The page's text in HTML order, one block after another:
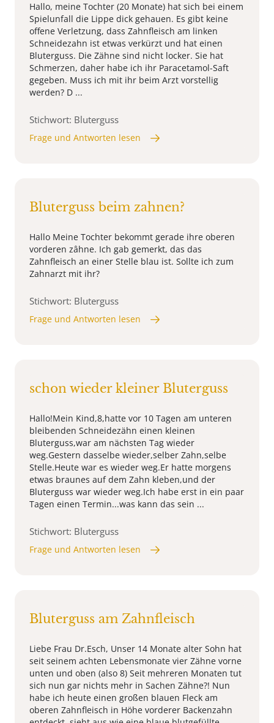
Hallo, meine Tochter (20 Monate) hat sich bei einem
Spielunfall die Lippe dick gehauen. Es gibt keine
offene Verletzung, dass Zahnfleisch am linken
Schneidezahn ist etwas verkürzt und hat einen
Bluterguss. Die Zähne sind nicht locker. Sie hat
Schmerzen, daher habe ich ihr Paracetamol-Saft
gegeben. Muss ich mit ihr beim Arzt vorstellig
werden? D ...
Stichwort: Bluterguss
Frage und Antworten lesen
Bluterguss beim zahnen?
Hallo Meine Tochter bekommt gerade ihre oberen
vorderen zâhne. Ich gab gemerkt, das das
Zahnfleisch an einer Stelle blau ist. Sollte ich zum
Zahnarzt mit ihr?
Stichwort: Bluterguss
Frage und Antworten lesen
schon wieder kleiner Bluterguss
Hallo!Mein Kind,8,hatte vor 10 Tagen am unteren
bleibenden Schneidezähn einen kleinen
Bluterguss,war am nächsten Tag wieder
weg.Gestern dasselbe wieder,selber Zahn,selbe
Stelle.Heute war es wieder weg.Er hatte morgens
etwas braunes auf dem Zahn kleben,und der
Bluterguss war wieder weg.Ich habe erst in ein paar
Tagen einen Termin...was kann das sein ...
Stichwort: Bluterguss
Frage und Antworten lesen
Bluterguss am Zahnfleisch
Liebe Frau Dr.Esch, Unser 14 Monate alter Sohn hat
seit seinem achten Lebensmonate vier Zähne vorne
unten und oben (also 8) Seit mehreren Monaten tut
sich nun gar nichts mehr in Sachen Zähne?! Nun
habe ich heute einen großen blauen Fleck am
oberen Zahnfleisch in Höhe vorderer Backenzahn